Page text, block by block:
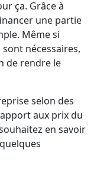
ça. Grâce à
une partie
Même si
nécessaires,
de rendre le
selon des
aux prix du
en savoir